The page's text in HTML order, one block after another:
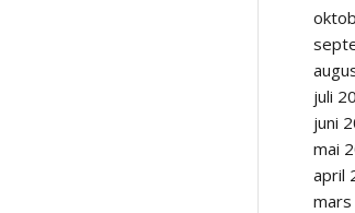
juli
juni
mai
april